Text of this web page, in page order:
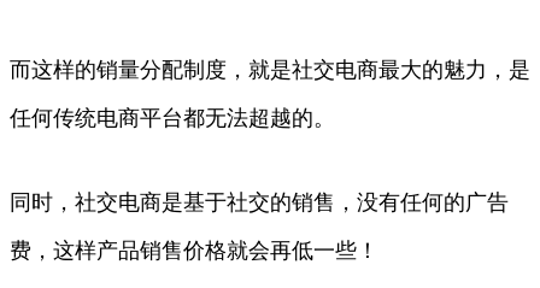
而这样的销量分配制度，就是社交电商最大的魅力，是
任何传统电商平台都无法超越的。
同时，社交电商是基于社交的销售，没有任何的广告
费，这样产品销售价格就会再低一些！